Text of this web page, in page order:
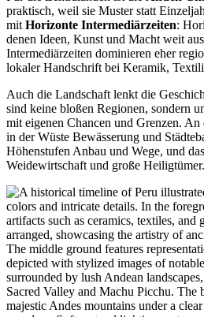
praktisch, weil sie Muster statt
mit Horizonte Intermediärzeiten:
denen Ideen, Kunst und Macht weit
Intermediärzeiten dominieren eher
lokaler Handschrift bei Keramik,
Auch die Landschaft lenkt die
sind keine bloßen Regionen, sondern
mit eigenen Chancen und Grenzen. An
in der Wüste Bewässerung und
Höhenstufen Anbau und Wege, und
Weidewirtschaft und große Heiligtümer.